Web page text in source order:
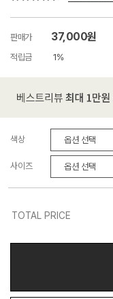
판매가 37,000원
적립금 1%
색상
사이즈
TOTAL PRICE